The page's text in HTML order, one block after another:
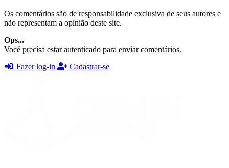
Os comentários são de responsabilidade exclusiva de seus autores e
não representam a opinião deste site.
Ops...
Você precisa estar autenticado para enviar comentários.
Fazer log-in
Cadastrar-se